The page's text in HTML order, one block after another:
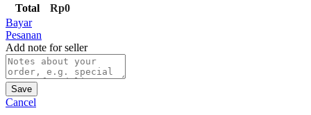
Total
Rp0
Bayar
Pesanan
Add note for seller
Save
Cancel